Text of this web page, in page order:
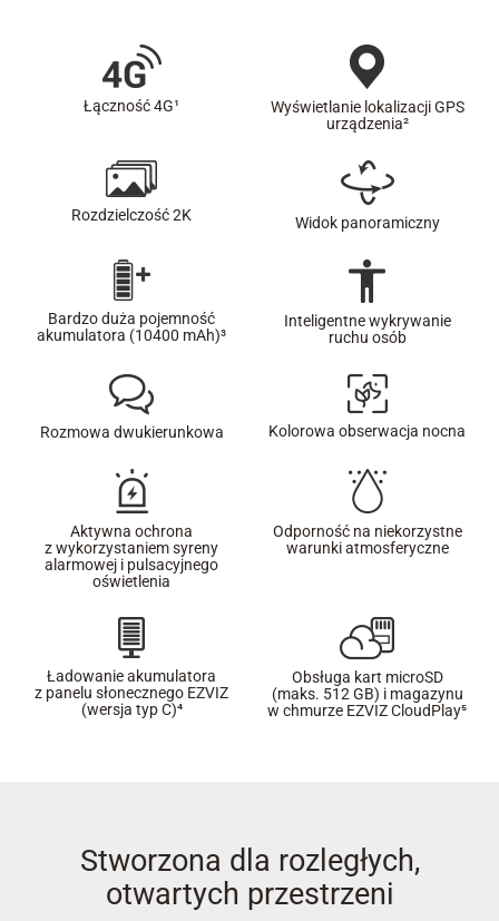
Łączność 4G¹
Wyświetlanie lokalizacji GPS
urządzenia²
Rozdzielczość 2K Widok panoramiczny
Bardzo duża pojemność
akumulatora (10400 mAh)³
Inteligentne wykrywanie
ruchu osób
Rozmowa dwukierunkowa Kolorowa obserwacja nocna
Aktywna ochrona
z wykorzystaniem syreny
alarmowej i pulsacyjnego
oświetlenia
Odporność na niekorzystne
warunki atmosferyczne
Ładowanie akumulatora
z panelu słonecznego EZVIZ
(wersja typ C)⁴
Obsługa kart microSD
(maks. 512 GB) i magazynu
w chmurze EZVIZ CloudPlay⁵
Stworzona dla rozległych,
otwartych przestrzeni